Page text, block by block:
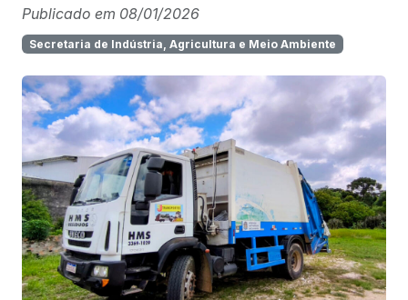
Publicado em 08/01/2026
Secretaria de Indústria, Agricultura e Meio Ambiente